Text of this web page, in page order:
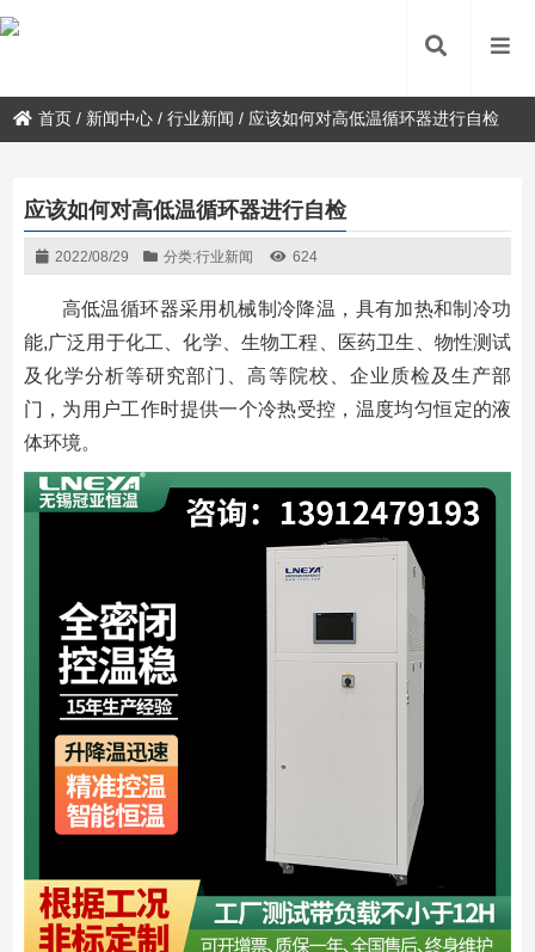
首页 / 新闻中心 /行业新闻 / 应该如何对高低温循环器进行自检
应该如何对高低温循环器进行自检
2022/08/29 分类:行业新闻 624
高低温循环器采用机械制冷降温，具有加热和制冷功
能,广泛用于化工、化学、生物工程、医药卫生、物性测试
及化学分析等研究部门、高等院校、企业质检及生产部
门，为用户工作时提供一个冷热受控，温度均匀恒定的液
体环境。